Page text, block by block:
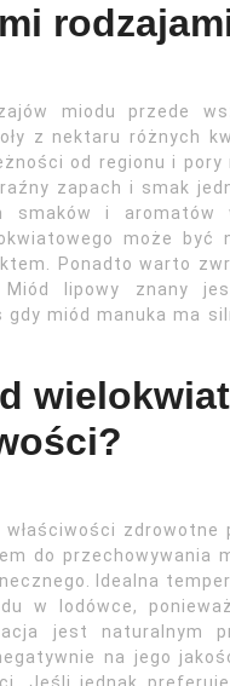
miodu przede
z nektaru różnych
od regionu i pory
zapach i smak
smaków i aromatów
może
Ponadto warto
lipowy znany
miód manuka ma
zdrowotne
do przechowywania
Idealna
w lodówce,
jest naturalnym
na jego